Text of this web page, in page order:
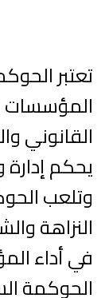
تعتبر
المؤسسات
القانوني
يحكم
وتلعب
النزاهة
في أداء
الحوكمة